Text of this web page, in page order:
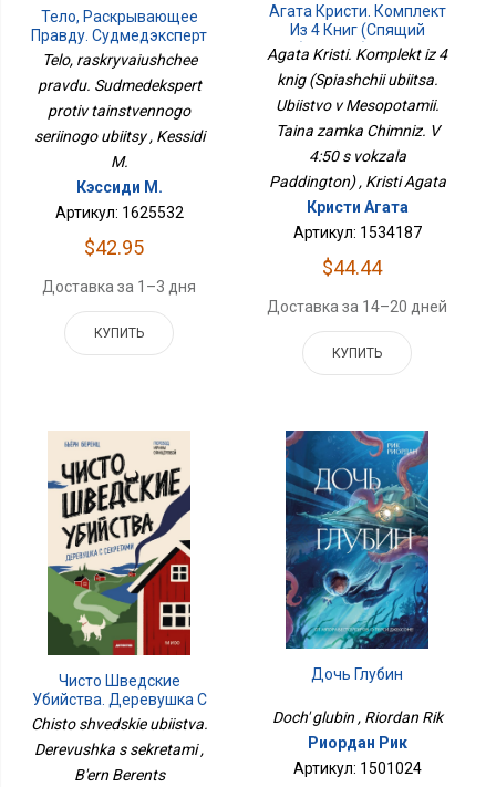
Тело, Раскрывающее
Правду. Судмедэксперт
Против Таинственного
Серийного Убийцы
Telo, raskryvaiushchee
pravdu. Sudmedekspert
protiv tainstvennogo
seriinogo ubiitsy , Kessidi
M.
Кэссиди М.
Артикул: 1625532
$42.95
Доставка за 1–3 дня
КУПИТЬ
Агата Кристи. Комплект
Из 4 Книг (Спящий
Убийца. Убийство В
Месопотамии. Тайна
Замка Чимниз. В 4:50 С
Вокзала Паддингтон)
Agata Kristi. Komplekt iz 4
knig (Spiashchii ubiitsa.
Ubiistvo v Mesopotamii.
Taina zamka Chimniz. V
4:50 s vokzala
Paddington) , Kristi Agata
Кристи Агата
Артикул: 1534187
$44.44
Доставка за 14–20 дней
КУПИТЬ
Чисто Шведские
Убийства. Деревушка С
Секретами
Chisto shvedskie ubiistva.
Derevushka s sekretami ,
B'ern Berents
Дочь Глубин
Doch' glubin , Riordan Rik
Риордан Рик
Артикул: 1501024